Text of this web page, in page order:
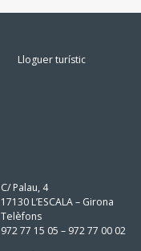
Lloguer turístic
C/ Palau, 4
17130 L’ESCALA – Girona
Telèfons
972 77 15 05 – 972 77 00 02